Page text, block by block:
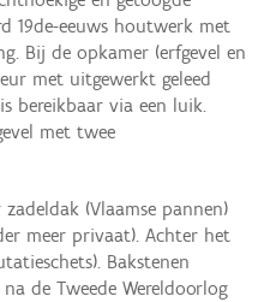
19de-eeuws houtwerk met
Bij de opkamer (erfgevel en
met uitgewerkt geleed
bereikbaar via een luik.
met twee
(Vlaamse pannen)
meer privaat). Achter het
Bakstenen
de Tweede Wereldoorlog